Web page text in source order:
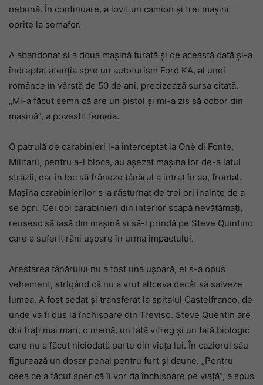
nebună. În continuare, a lovit un camion și trei mașini
oprite la semafor.
A abandonat și a doua mașină furată și de această dată și-a
îndreptat atenția spre un autoturism Ford KA, al unei
românce în vârstă de 50 de ani, precizează sursa citată.
„Mi-a făcut semn că are un pistol și mi-a zis să cobor din
mașină”, a povestit femeia.
O patrulă de carabinieri l-a interceptat la Onè di Fonte.
Militarii, pentru a-l bloca, au așezat mașina lor de-a latul
străzii, dar în loc să frâneze tânărul a intrat în ea, frontal.
Mașina carabinierilor s-a răsturnat de trei ori înainte de a
se opri. Cei doi carabinieri din interior scapă nevătămați,
reușesc să iasă din mașină și să-l prindă pe Steve Quintino
care a suferit răni ușoare în urma impactului.
Arestarea tânărului nu a fost una ușoară, el s-a opus
vehement, strigând că nu a vrut altceva decât să salveze
lumea. A fost sedat și transferat la spitalul Castelfranco, de
unde va fi dus la închisoare din Treviso. Steve Quentin are
doi frați mai mari, o mamă, un tată vitreg și un tată biologic
care nu a făcut niciodată parte din viața lui. În cazierul său
figurează un dosar penal pentru furt și daune. „Pentru
ceea ce a făcut sper că îi vor da închisoare pe viață”, a spus